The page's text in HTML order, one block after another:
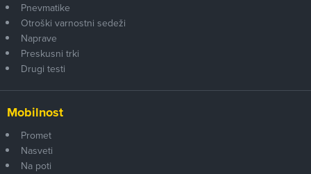
Pnevmatike
Otroški varnostni sedeži
Naprave
Preskusni trki
Drugi testi
Mobilnost
Promet
Nasveti
Na poti